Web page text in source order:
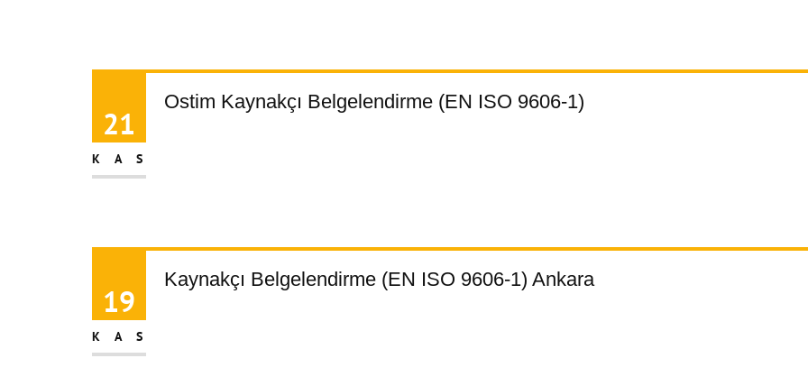
21
KAS
Ostim Kaynakçı Belgelendirme (EN ISO 9606-1)
19
KAS
Kaynakçı Belgelendirme (EN ISO 9606-1) Ankara